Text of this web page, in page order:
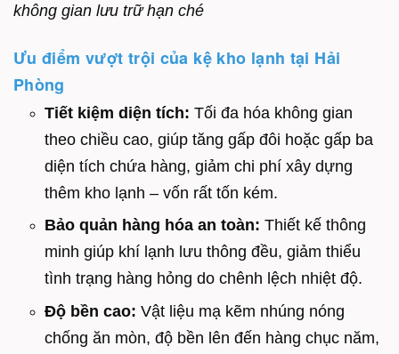
không gian lưu trữ hạn ché
Ưu điểm vượt trội của kệ kho lạnh tại Hải
Phòng
Tiết kiệm diện tích: Tối đa hóa không gian
theo chiều cao, giúp tăng gấp đôi hoặc gấp ba
diện tích chứa hàng, giảm chi phí xây dựng
thêm kho lạnh – vốn rất tốn kém.
Bảo quản hàng hóa an toàn: Thiết kế thông
minh giúp khí lạnh lưu thông đều, giảm thiểu
tình trạng hàng hỏng do chênh lệch nhiệt độ.
Độ bền cao: Vật liệu mạ kẽm nhúng nóng
chống ăn mòn, độ bền lên đến hàng chục năm,